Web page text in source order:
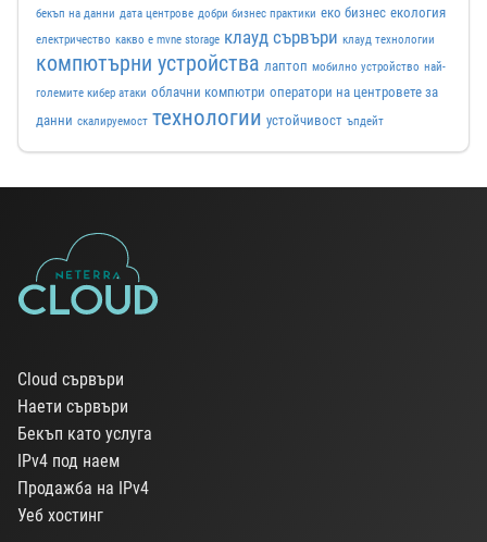
бекъп на данни дата центрове добри бизнес практики еко бизнес екология
електричество какво е mvne storage клауд сървъри клауд технологии
компютърни устройства лаптоп мобилно устройство най-
големите кибер атаки облачни компютри оператори на центровете за
данни скалируемост технологии устойчивост ъпдейт
Cloud сървъри
Наети сървъри
Бекъп като услуга
IPv4 под наем
Продажба на IPv4
Уеб хостинг